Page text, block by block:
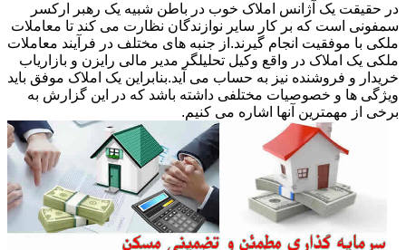
در حقیقت یک آژانس املاک خوب در باطن شبیه یک رهبر ارکسر
سمفونی است که بر کار سایر نوازندگان نظارت می کند تا معاملات
ملکی با موفقیت انجام گیرند.از جنبه های مختلف در فرآیند معاملات
ملکی یک املاک در واقع وکیل تحلیلگر مدیر مالی رایزن و بازاریاب
خریدار و فروشنده نیز به حساب می آید.بنابراین یک املاک موفق باید
ویژگی ها و خصوصیات مختلفی داشته باشد که در این گزارش به
برخی از مهمترین آنها اشاره می کنیم.